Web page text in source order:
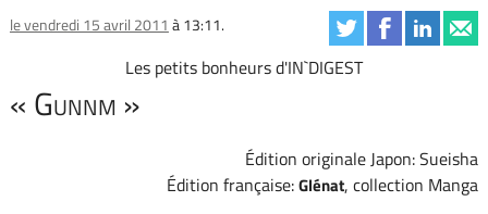
le vendredi 15 avril 2011 à 13:11.
Les petits bonheurs d'IN`DIGEST
« Gunnm »
Édition originale Japon: Sueisha
Édition française:Glénat, collection Manga